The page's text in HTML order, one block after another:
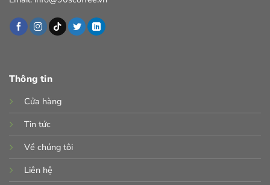
Thông tin
Cửa hàng
Tin tức
Về chúng tôi
Liên hệ